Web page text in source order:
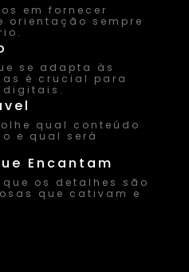
em fornecer
orientação sempre
se adapta às
é crucial para
digitais.
qual conteúdo
e qual será
Encantam
os detalhes são
que cativam e